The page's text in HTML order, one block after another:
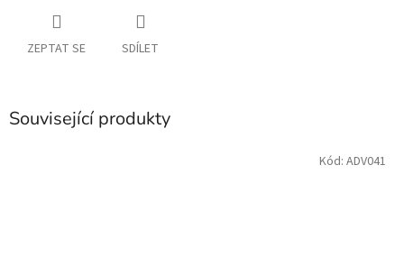
ZEPTAT SE SDÍLET
Související produkty
Kód: ADV041